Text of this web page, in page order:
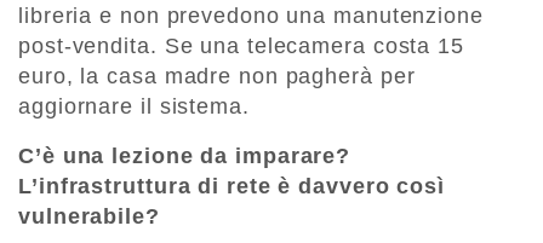
libreria e non prevedono una manutenzione
post-vendita. Se una telecamera costa 15
euro, la casa madre non pagherà per
aggiornare il sistema.
C’è una lezione da imparare?
L’infrastruttura di rete è davvero così
vulnerabile?